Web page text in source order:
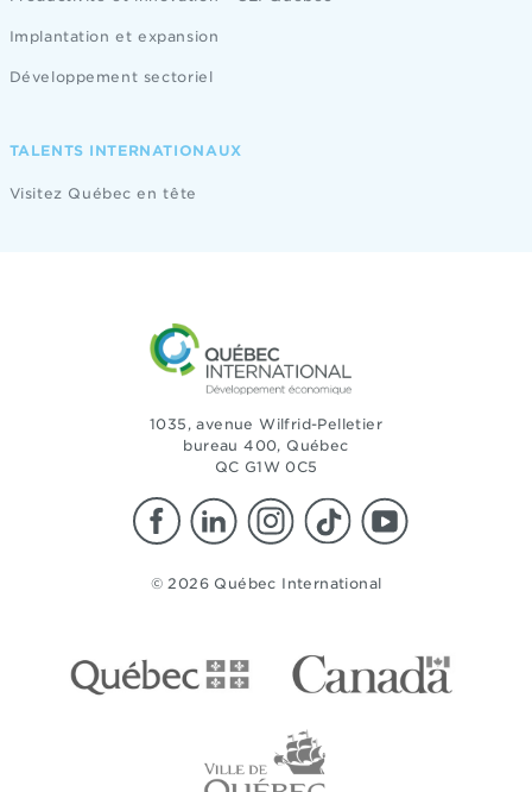
Implantation et expansion
Développement sectoriel
TALENTS INTERNATIONAUX
Visitez Québec en tête
1035, avenue Wilfrid-Pelletier
bureau 400, Québec
QC G1W 0C5
© 2026 Québec International